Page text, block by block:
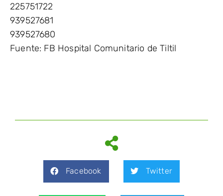
225751722
939527681
939527680
Fuente: FB Hospital Comunitario de Tiltil
Facebook Twitter